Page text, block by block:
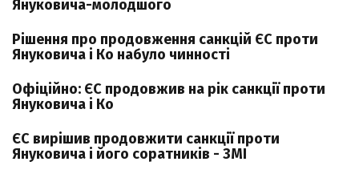
Януковича-молодшого
Рішення про продовження санкцій ЄС проти
Януковича і Ко набуло чинності
Офіційно: ЄС продовжив на рік санкції проти
Януковича і Ко
ЄС вирішив продовжити санкції проти
Януковича і його соратників - ЗМІ